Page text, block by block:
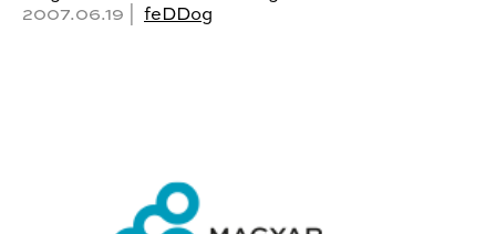
2007.06.19 | feDDog